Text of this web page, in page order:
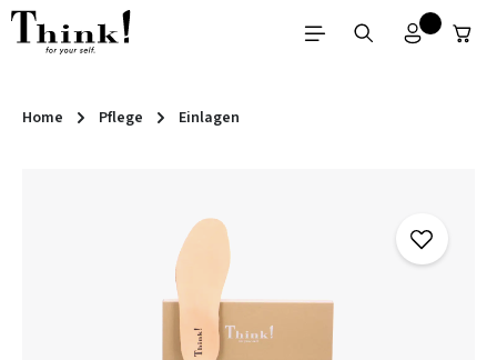
Zum Hauptinhalt springen
Home Pflege Einlagen